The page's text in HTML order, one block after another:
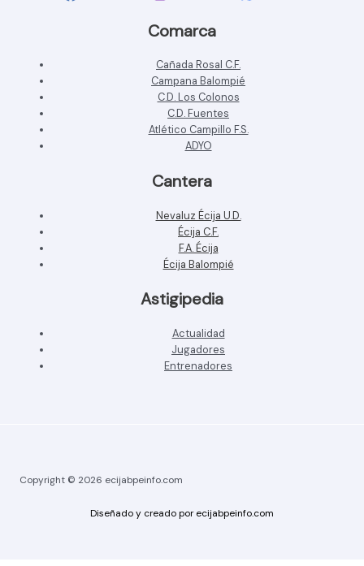
Comarca
Cañada Rosal C.F.
Campana Balompié
C.D. Los Colonos
C.D. Fuentes
Atlético Campillo F.S.
ADYO
Cantera
Nevaluz Écija U.D.
Écija C.F.
F.A. Écija
Écija Balompié
Astigipedia
Actualidad
Jugadores
Entrenadores
Copyright © 2026 ecijabpeinfo.com
Diseñado y creado por ecijabpeinfo.com